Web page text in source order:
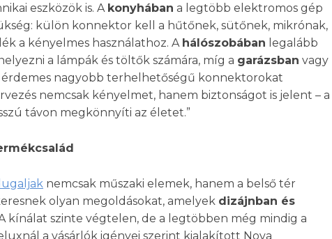
eszközök is. A konyhában a legtöbb elektromos gép
külön konnektor kell a hűtőnek, sütőnek, mikrónak,
a kényelmes használathoz. A hálószobában legalább
a lámpák és töltők számára, míg a garázsban vagy
nagyobb terhelhetőségű konnektorokat
nemcsak kényelmet, hanem biztonságot is jelent – a
távon megkönnyíti az életet.”
nemcsak műszaki elemek, hanem a belső tér
olyan megoldásokat, amelyek dizájnban és
kínálat szinte végtelen, de a legtöbben még mindig a
a vásárlók igényei szerint kialakított Nova